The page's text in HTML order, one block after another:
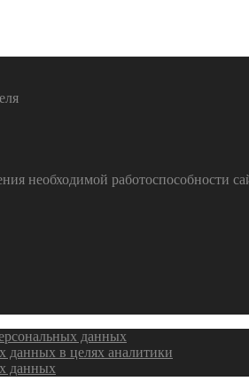
необходимой работоспособности
данных
данных в целях аналитики
данных